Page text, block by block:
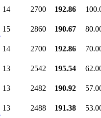
14 2700 192.86
15 2860 190.67
14 2700 192.86
13 2542 195.54
13 2482 190.92
13 2488 191.38